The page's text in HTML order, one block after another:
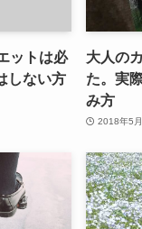
ットは必
しない方
大人の
た。実
み方
2018年5